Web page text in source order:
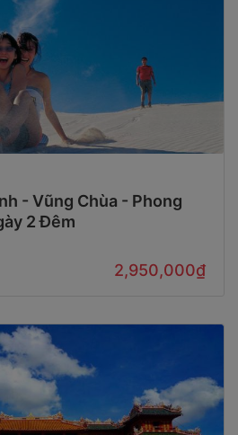
- Vũng Chùa - Phong
2 Đêm
2,950,000₫